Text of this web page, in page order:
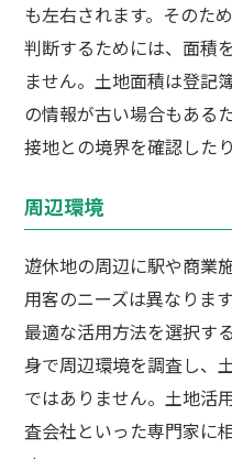
も左右されます。そのた
判断するためには、面積
ません。土地面積は登記
の情報が古い場合もある
接地との境界を確認した
周辺環境
遊休地の周辺に駅や商業
用客のニーズは異なりま
最適な活用方法を選択す
身で周辺環境を調査し、
ではありません。土地活
査会社といった専門家に